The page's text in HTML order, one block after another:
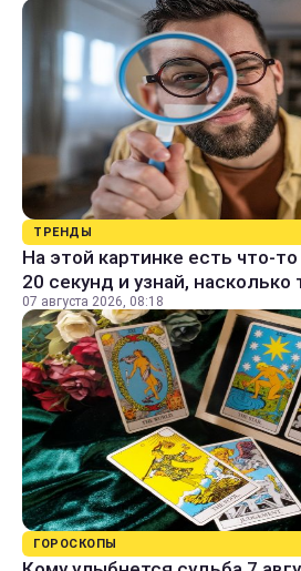
ТРЕНДЫ
На этой картинке есть что-
20 секунд и узнай,
07 августа 2026, 08:18
ГОРОСКОПЫ